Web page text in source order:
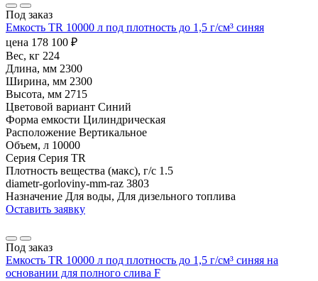
Под заказ
Емкость TR 10000 л под плотность до 1,5 г/см³ синяя
цена 178 100 ₽
Вес, кг 224
Длина, мм 2300
Ширина, мм 2300
Высота, мм 2715
Цветовой вариант Синий
Форма емкости Цилиндрическая
Расположение Вертикальное
Объем, л 10000
Серия Серия TR
Плотность вещества (макс), г/с 1.5
diametr-gorloviny-mm-raz 3803
Назначение Для воды, Для дизельного топлива
Оставить заявку
Под заказ
Емкость TR 10000 л под плотность до 1,5 г/см³ синяя на
основании для полного слива F